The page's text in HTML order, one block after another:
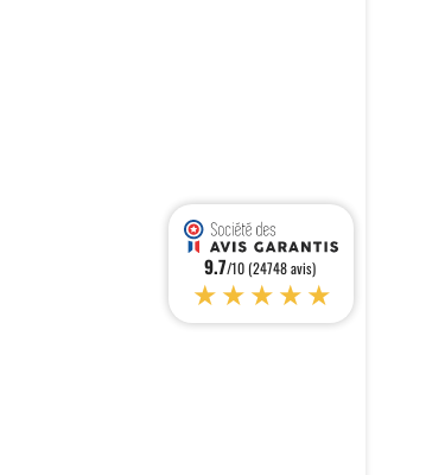
Personnalisez vos préférences pour
9.7/10 (24748 avis)
★★★★★